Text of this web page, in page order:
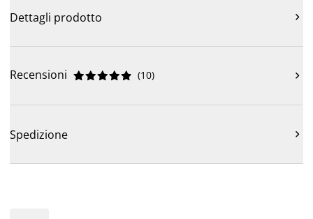
Dettagli prodotto 
Recensioni 




 (10) 
Spedizione 